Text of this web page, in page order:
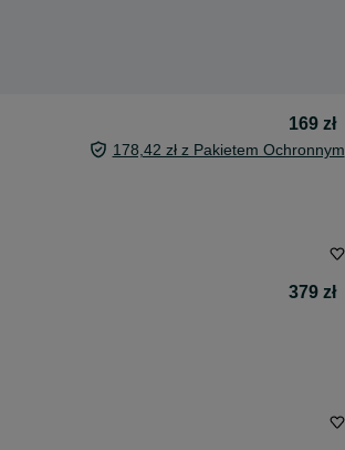
169 zł
178,42 zł z Pakietem Ochronnym
379 zł